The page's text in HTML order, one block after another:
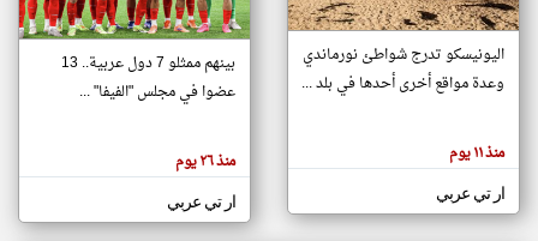
تغيير الدولة
اخبار جزر القمر على مدار الساعة
أهم اخبار جزر القمر العاجلة والمباشرة
هنا عن
وجهة
كاتبيها.
اليونيسكو تدرج شواطئ نورماندي
وعدة مواقع أخرى أحدها في بلد ...
منذ ١١ يوم
ار تي عربي
بينهم ممثلو 7 دول عربية.. 13
عضوا في مجلس "الفيفا" ...
منذ ٢٦ يوم
ار تي عربي
klyoum.com